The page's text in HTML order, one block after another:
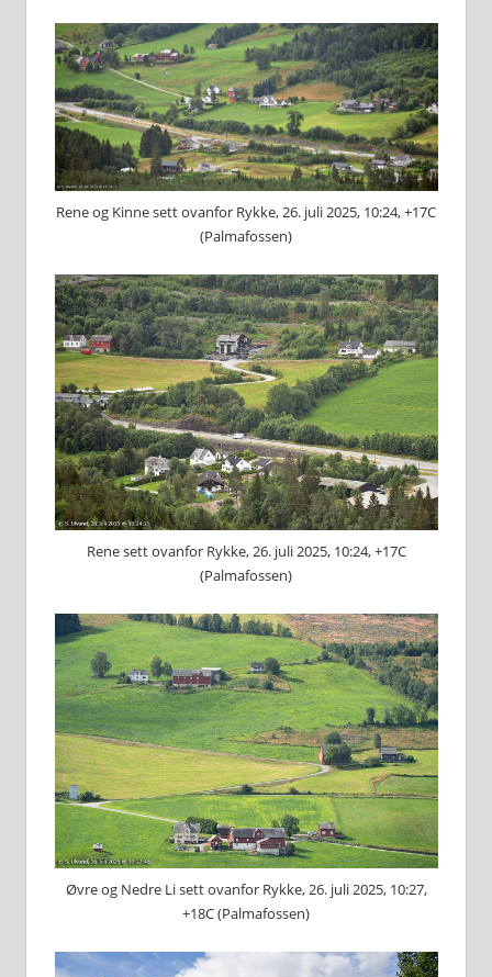
Rene og Kinne sett ovanfor Rykke, 26. juli 2025, 10:24, +17C
(Palmafossen)
Rene sett ovanfor Rykke, 26. juli 2025, 10:24, +17C
(Palmafossen)
Øvre og Nedre Li sett ovanfor Rykke, 26. juli 2025, 10:27,
+18C (Palmafossen)